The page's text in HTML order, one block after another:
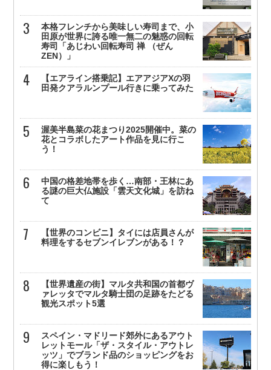
本格フレンチから美味しい寿司まで、小
田原が世界に誇る唯一無二の魅惑の回転
寿司「あじわい回転寿司 禅 （ぜん
ZEN）」
【エアライン搭乗記】エアアジアXの羽
田発クアラルンプール行きに乗ってみた
渥美半島菜の花まつり2025開催中。菜の
花とコラボしたアート作品を見に行こ
う！
中国の格差地帯を歩く…南部・王林にあ
る謎の巨大仏施設「雲天文化城」を訪ね
て
【世界のコンビニ】タイには店員さんが
料理をするセブンイレブンがある！？
【世界遺産の街】マルタ共和国の首都ヴ
ァレッタでマルタ騎士団の足跡をたどる
観光スポット5選
スペイン・マドリード郊外にあるアウト
レットモール「ザ・スタイル・アウトレ
ッツ」でブランド品のショッピングをお
得に楽しもう！